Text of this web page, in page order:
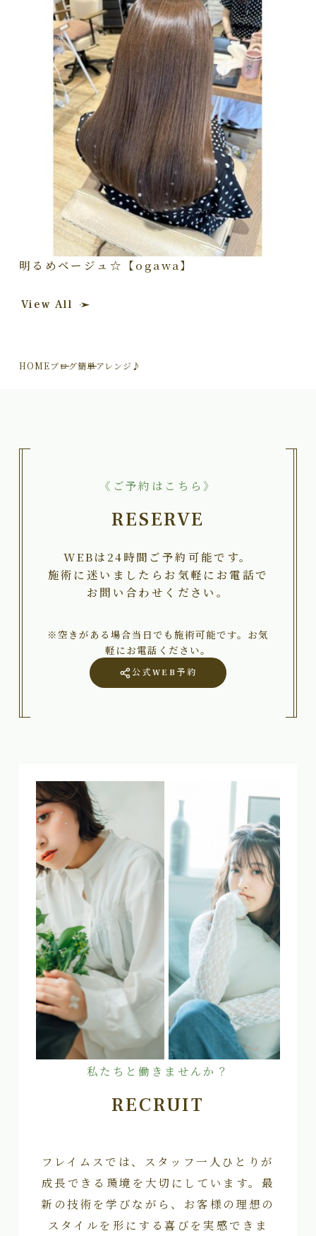
明るめベージュ☆【ogawa】
View All
HOMEブログ簡単アレンジ♪
《ご予約はこちら》
RESERVE
WEBは24時間ご予約可能です。
施術に迷いましたらお気軽にお電話で
お問い合わせください。
※空きがある場合当日でも施術可能です。お気
軽にお電話ください。
公式WEB予約
私たちと働きませんか？
RECRUIT
フレイムスでは、スタッフ一人ひとりが
成長できる環境を大切にしています。最
新の技術を学びながら、お客様の理想の
スタイルを形にする喜びを実感できま